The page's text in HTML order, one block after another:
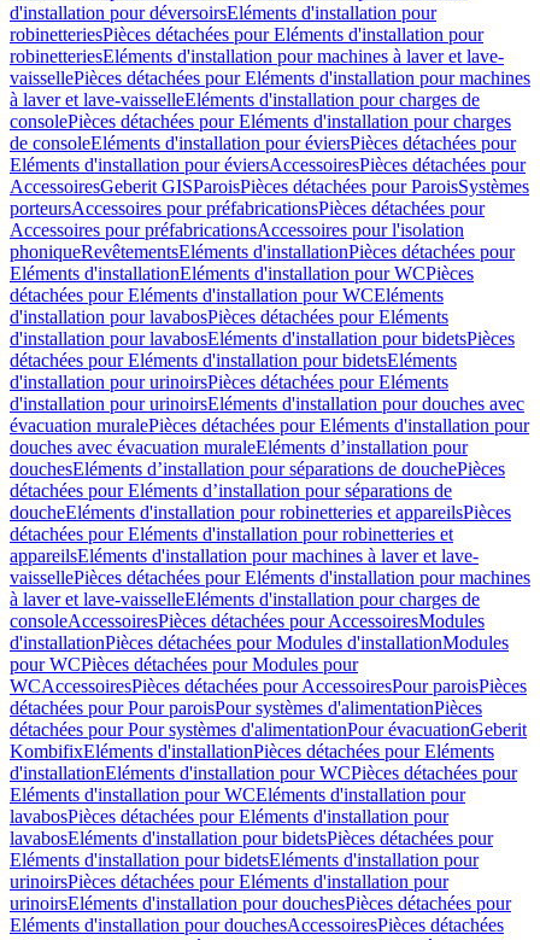
d'installation pour déversoirsEléments d'installation pour
robinetteriesPièces détachées pour Eléments d'installation pour
robinetteriesEléments d'installation pour machines à laver et lave-
vaissellePièces détachées pour Eléments d'installation pour machines
à laver et lave-vaisselleEléments d'installation pour charges de
consolePièces détachées pour Eléments d'installation pour charges
de consoleEléments d'installation pour éviersPièces détachées pour
Eléments d'installation pour éviersAccessoiresPièces détachées pour
AccessoiresGeberit GISParoisPièces détachées pour ParoisSystèmes
porteursAccessoires pour préfabricationsPièces détachées pour
Accessoires pour préfabricationsAccessoires pour l'isolation
phoniqueRevêtementsEléments d'installationPièces détachées pour
Eléments d'installationEléments d'installation pour WCPièces
détachées pour Eléments d'installation pour WCEléments
d'installation pour lavabosPièces détachées pour Eléments
d'installation pour lavabosEléments d'installation pour bidetsPièces
détachées pour Eléments d'installation pour bidetsEléments
d'installation pour urinoirsPièces détachées pour Eléments
d'installation pour urinoirsEléments d'installation pour douches avec
évacuation muralePièces détachées pour Eléments d'installation pour
douches avec évacuation muraleEléments d’installation pour
douchesEléments d’installation pour séparations de douchePièces
détachées pour Eléments d’installation pour séparations de
doucheEléments d'installation pour robinetteries et appareilsPièces
détachées pour Eléments d'installation pour robinetteries et
appareilsEléments d'installation pour machines à laver et lave-
vaissellePièces détachées pour Eléments d'installation pour machines
à laver et lave-vaisselleEléments d'installation pour charges de
consoleAccessoiresPièces détachées pour AccessoiresModules
d'installationPièces détachées pour Modules d'installationModules
pour WCPièces détachées pour Modules pour
WCAccessoiresPièces détachées pour AccessoiresPour paroisPièces
détachées pour Pour paroisPour systèmes d'alimentationPièces
détachées pour Pour systèmes d'alimentationPour évacuationGeberit
KombifixEléments d'installationPièces détachées pour Eléments
d'installationEléments d'installation pour WCPièces détachées pour
Eléments d'installation pour WCEléments d'installation pour
lavabosPièces détachées pour Eléments d'installation pour
lavabosEléments d'installation pour bidetsPièces détachées pour
Eléments d'installation pour bidetsEléments d'installation pour
urinoirsPièces détachées pour Eléments d'installation pour
urinoirsEléments d'installation pour douchesPièces détachées pour
Eléments d'installation pour douchesAccessoiresPièces détachées